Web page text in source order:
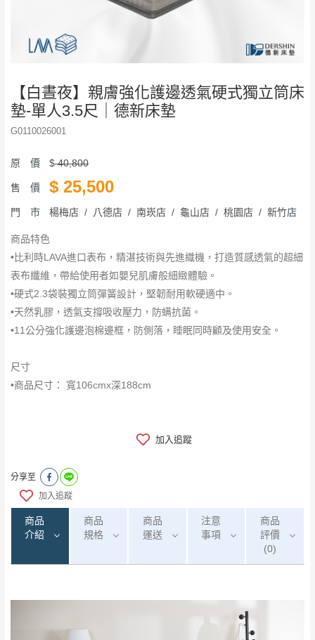
【白晝夜】親膚強化護邊透氣硬式獨立筒床
墊-單人3.5尺｜德新床墊
G0110026001
原 價 $40,800
售 價 $ 25,500
門 市 楊梅店 / 八德店 / 南崁店 / 龜山店 / 桃園店 / 新竹店
商品特色
•比利時LAVA進口表布，精湛技術與先進織機，打造質感透氣的超細
表布纖維，帶給使用者如嬰兒肌膚般細緻體驗。
•硬式2.3袋裝獨立筒彈簧設計，堅韌耐用軟硬適中。
•天然乳膠，透氣支撐吸收壓力，防螨抗菌。
•11公分強化護邊泡棉邊框，防側落，睡眠同時顧及使用安全。
尺寸
•商品尺寸： 寬106cmx深188cm
加入追蹤
分享至
加入追蹤
商品
介紹
商品
規格
商品
運送
注意
事項
商品
評價
(0)
由於品項繁多，網頁無法及時更新，如有需